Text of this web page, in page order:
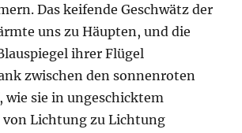
Das keifende Geschwätz der
uns zu Häupten, und die
ihrer Flügel
zwischen den sonnenroten
wie sie in ungeschicktem
Lichtung zu Lichtung